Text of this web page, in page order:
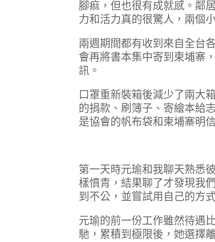
腳痲，但也很有成就感。鄰
力和活力真的很驚人，兩個
兩週期間都有收到來自全台
會再將書本集中寄到柬埔寨
訊。
口罩重新裝箱後減少了兩大
的捐款、刷簿子、寄繪本給
是協會的帆布袋和柬埔寨明
第一天時元瑜和我聊天熟悉
樣憤青，結果聊了才發現我
到不公，並嘗試用自己的方
元瑜的前一份工作雖然待遇
馳，累積到極限後，她選擇